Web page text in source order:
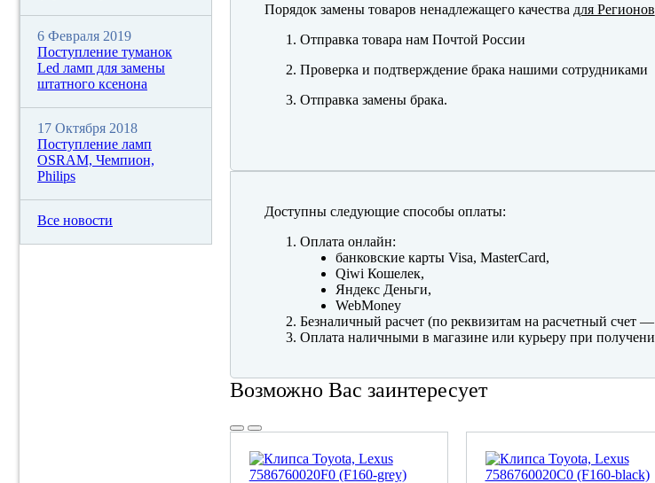
Порядок замены товаров ненадлежащего качества для Регионов
Отправка товара нам Почтой России
Проверка и подтверждение брака нашими сотрудниками
Отправка замены брака.
Доступны следующие способы оплаты:
Оплата онлайн:
банковские карты Visa, MasterCard,
Qiwi Кошелек,
Яндекс Деньги,
WebMoney
Безналичный расчет (по реквизитам на расчетный
Оплата наличными в магазине или курьеру при
Возможно Вас заинтересует
6 Февраля 2019
Поступление туманок
Led ламп для замены
штатного ксенона
17 Октября 2018
Поступление ламп
OSRAM, Чемпион,
Philips
Все новости